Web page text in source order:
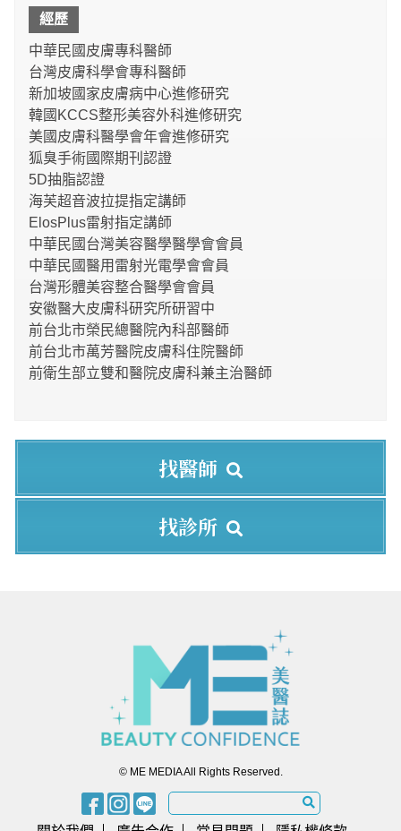
經歷
中華民國皮膚專科醫師
台灣皮膚科學會專科醫師
新加坡國家皮膚病中心進修研究
韓國KCCS整形美容外科進修研究
美國皮膚科醫學會年會進修研究
狐臭手術國際期刊認證
5D抽脂認證
海芙超音波拉提指定講師
ElosPlus雷射指定講師
中華民國台灣美容醫學醫學會會員
中華民國醫用雷射光電學會會員
台灣形體美容整合醫學會會員
安徽醫大皮膚科研究所研習中
前台北市榮民總醫院內科部醫師
前台北市萬芳醫院皮膚科住院醫師
前衛生部立雙和醫院皮膚科兼主治醫師
找醫師
找診所
© ME MEDIA All Rights Reserved.